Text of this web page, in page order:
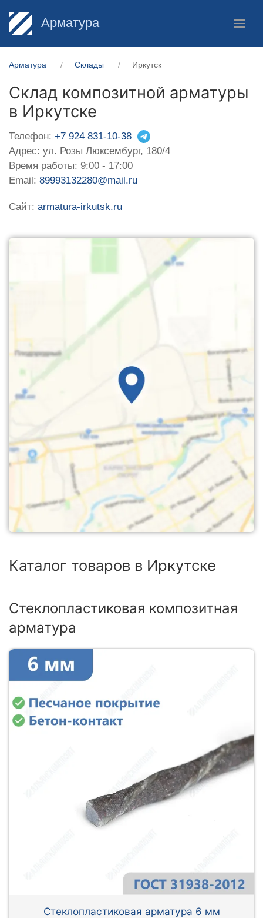
Арматура
Арматура Склады Иркутск
Склад композитной арматуры
в Иркутске
Телефон: +7 924 831-10-38
Адрес: ул. Розы Люксембург, 180/4
Время работы: 9:00 - 17:00
Email: 89993132280@mail.ru
Сайт: armatura-irkutsk.ru
Каталог товаров в Иркутске
Стеклопластиковая композитная
арматура
Стеклопластиковая арматура 6 мм